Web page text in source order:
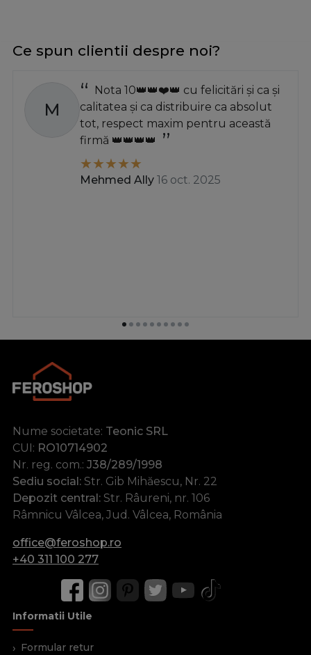
Ce spun clientii despre noi?
M
Nota 10👑👑❤️👑 cu felicitări și ca și
calitatea și ca distribuire ca absolut
tot, respect maxim pentru această
firmă 👑👑👑👑
Mehmed Ally 16 oct. 2025
Nume societate: Teonic SRL
CUI: RO10714902
Nr. reg. com.: J38/289/1998
Sediu social: Str. Gib Mihăescu, Nr. 22
Depozit central: Str. Râureni, nr. 106
Râmnicu Vâlcea, Jud. Vâlcea, România
office@feroshop.ro
+40 311 100 277
Informatii Utile
Formular retur